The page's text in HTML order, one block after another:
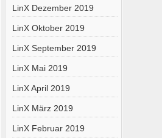
LinX Dezember 2019
LinX Oktober 2019
LinX September 2019
LinX Mai 2019
LinX April 2019
LinX März 2019
LinX Februar 2019